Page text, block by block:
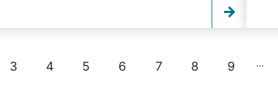
3 4 5 6 7 8 9 …